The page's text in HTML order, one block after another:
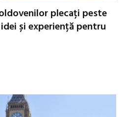
plecați peste
și experiență pentru